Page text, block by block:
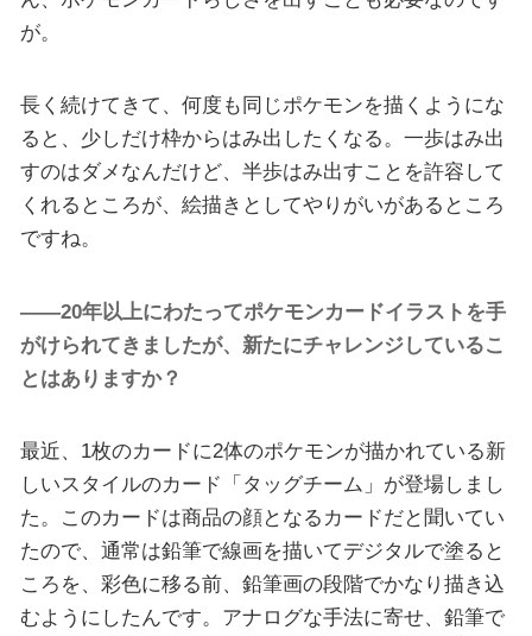
が。
長く続けてきて、何度も同じポケモンを描くようにな
ると、少しだけ枠からはみ出したくなる。一歩はみ出
すのはダメなんだけど、半歩はみ出すことを許容して
くれるところが、絵描きとしてやりがいがあるところ
ですね。
——20年以上にわたってポケモンカードイラストを手
がけられてきましたが、新たにチャレンジしているこ
とはありますか？
最近、1枚のカードに2体のポケモンが描かれている新
しいスタイルのカード「タッグチーム」が登場しまし
た。このカードは商品の顔となるカードだと聞いてい
たので、通常は鉛筆で線画を描いてデジタルで塗ると
ころを、彩色に移る前、鉛筆画の段階でかなり描き込
むようにしたんです。アナログな手法に寄せ、鉛筆で